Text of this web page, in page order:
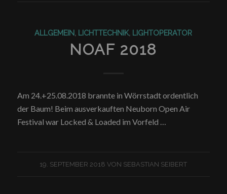
ALLGEMEIN, LICHTTECHNIK, LIGHTOPERATOR
NOAF 2018
Am 24.+25.08.2018 brannte in Wörrstadt ordentlich
der Baum! Beim ausverkauften Neuborn Open Air
Festival war Locked & Loaded im Vorfeld …
19. SEPTEMBER 2018 VON SEBASTIAN SEIBERT